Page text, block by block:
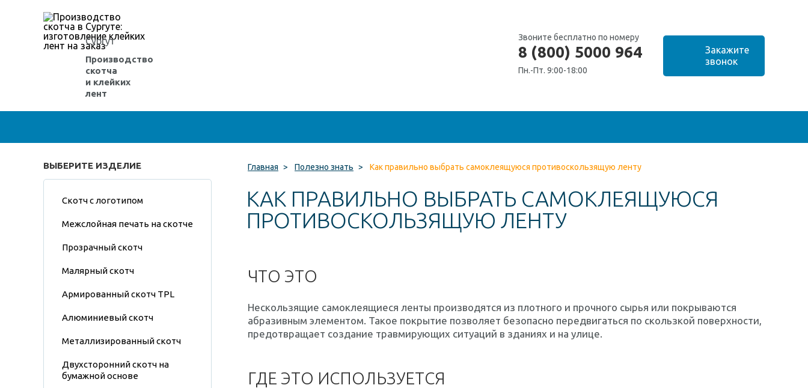
Сургут
Производство
скотча
и клейких
лент
Звоните бесплатно по номеру
8 (800) 5000 964
Пн.-Пт. 9:00-18:00
ВЫБЕРИТЕ ИЗДЕЛИЕ
Скотч с логотипом
Межслойная печать на скотче
Прозрачный скотч
Малярный скотч
Армированный скотч TPL
Алюминиевый скотч
Металлизированный скотч
Двухсторонний скотч на
бумажной основе
Главная > Полезно знать > Как правильно выбрать самоклеящуюся противоскользящую ленту
КАК ПРАВИЛЬНО ВЫБРАТЬ САМОКЛЕЯЩУЮСЯ
ПРОТИВОСКОЛЬЗЯЩУЮ ЛЕНТУ
ЧТО ЭТО
Нескользящие самоклеящиеся ленты производятся из плотного и прочного сырья или покрываются
абразивным элементом. Такое покрытие позволяет безопасно передвигаться по скользкой поверхности,
предотвращает создание травмирующих ситуаций в зданиях и на улице.
ГДЕ ЭТО ИСПОЛЬЗУЕТСЯ